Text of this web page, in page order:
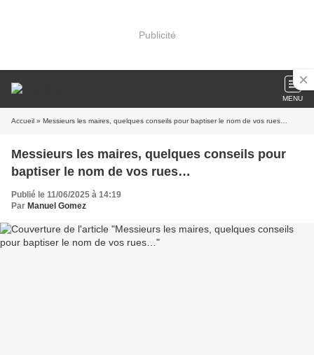
Publicité
MENU
Accueil » Messieurs les maires, quelques conseils pour baptiser le nom de vos rues…
Messieurs les maires, quelques conseils pour
baptiser le nom de vos rues…
Publié le 11/06/2025 à 14:19
Par Manuel Gomez